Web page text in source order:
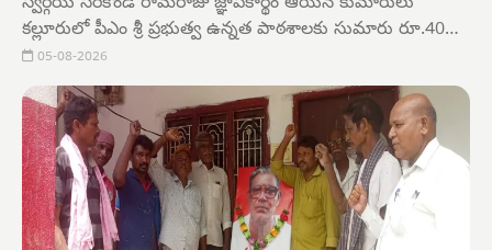
కల్లూరులో పీఎం శ్రీ ప్రభుత్వ ఉన్నత పాఠశాలకు సుమారు రూ.40
వేల విలువైన 260 స్టీల్ వాటర్ బాటిళ్లను విద్యార్థులకు
అందజేశారు.ప్రతి విద్యార్థికి ఉపయోగపడే విధంగా పంపిణీ
చేశారు.ఇదే సందర్భంగా 1989-90 బ్యాచ్ పూర్వ విద్యార్థులు పేద
విద్యార్థి చదువుకు రూ.35 వేల ఆర్థిక సాయం ప్రకటించారు.
05-08-2026